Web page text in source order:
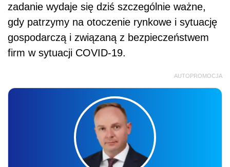
zadanie wydaje się dziś szczególnie ważne,
gdy patrzymy na otoczenie rynkowe i sytuację
gospodarczą i związaną z bezpieczeństwem
firm w sytuacji COVID-19.
AUTOPROMOCJA